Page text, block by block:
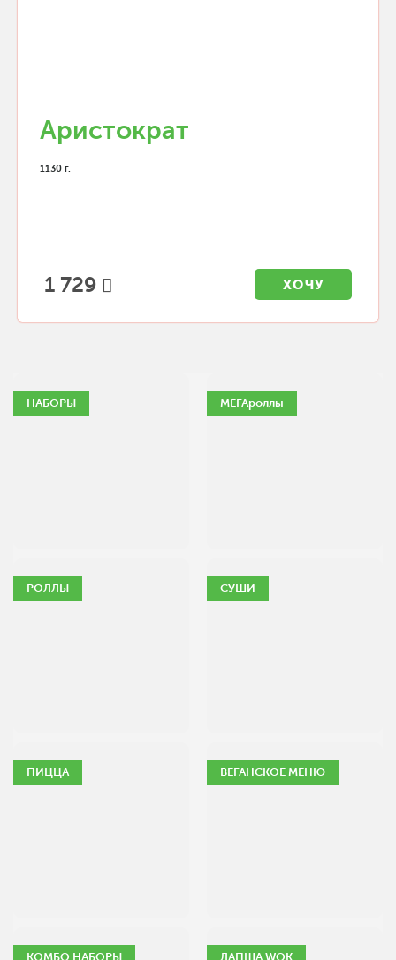
Аристократ
1130 г.
1 729 ХОЧУ
НАБОРЫ МЕГАроллы
РОЛЛЫ СУШИ
ПИЦЦА ВЕГАНСКОЕ МЕНЮ
КОМБО НАБОРЫ ЛАПША WOK